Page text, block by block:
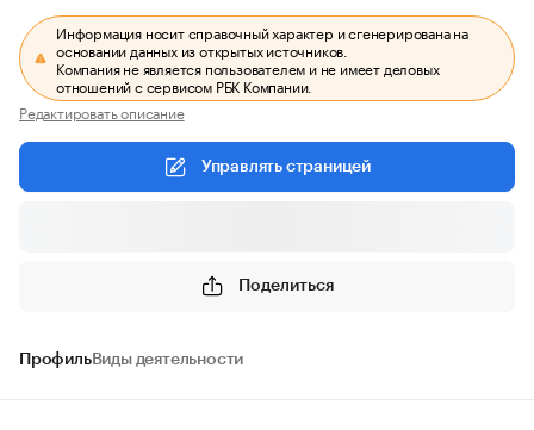
Информация носит справочный характер и сгенерирована на
основании данных из открытых источников.
Компания не является пользователем и не имеет деловых
отношений с сервисом РБК Компании.
Редактировать описание
Управлять страницей
Поделиться
ПрофильВиды деятельности